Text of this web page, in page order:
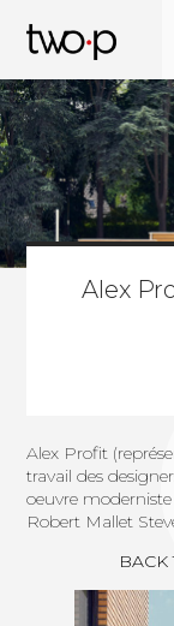
Alex
Alex Profit
travail des
oeuvre
Robert Mallet
BACK